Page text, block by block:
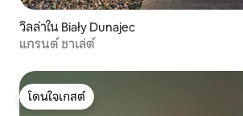
วิลล่าใน Biały Dunajec
แกรนด์ ชาเล่ต์
โดนใจเกสต์
โดนใจเกสต์